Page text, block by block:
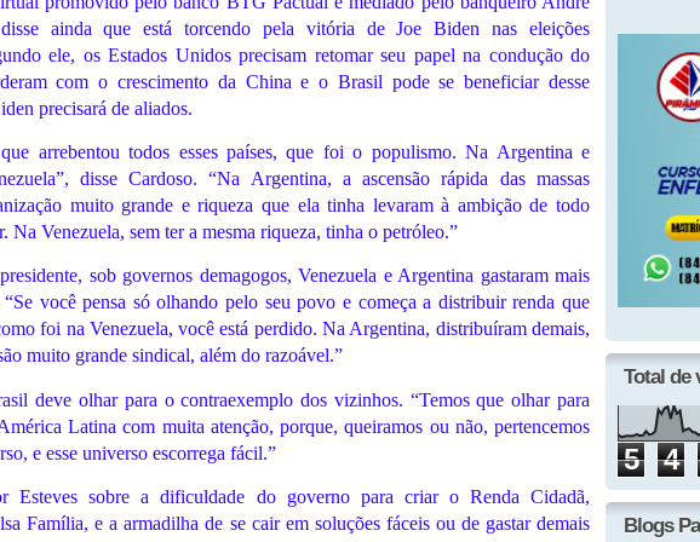
ainda que está torcendo pela vitória de Joe Biden nas eleições
ele, os Estados Unidos precisam retomar seu papel na condução do
com o crescimento da China e o Brasil pode se beneficiar desse
precisará de aliados.
arrebentou todos esses países, que foi o populismo. Na Argentina e
disse Cardoso. “Na Argentina, a ascensão rápida das massas
muito grande e riqueza que ela tinha levaram à ambição de todo
Na Venezuela, sem ter a mesma riqueza, tinha o petróleo.”
sob governos demagogos, Venezuela e Argentina gastaram mais
você pensa só olhando pelo seu povo e começa a distribuir renda que
foi na Venezuela, você está perdido. Na Argentina, distribuíram demais,
muito grande sindical, além do razoável.”
deve olhar para o contraexemplo dos vizinhos. “Temos que olhar para
Latina com muita atenção, porque, queiramos ou não, pertencemos
e esse universo escorrega fácil.”
Esteves sobre a dificuldade do governo para criar o Renda Cidadã,
Família, e a armadilha de se cair em soluções fáceis ou de gastar demais
Total de
5 4
Blogs